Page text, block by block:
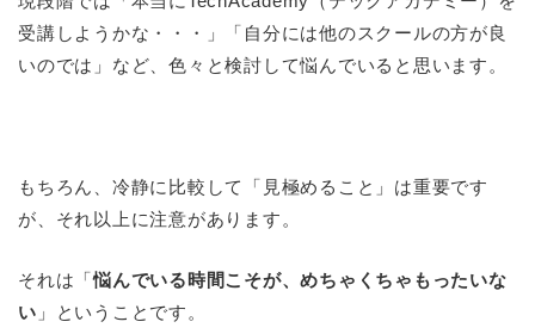
受講しようかな・・・」「自分には他のスクールの方が良
いのでは」など、色々と検討して悩んでいると思います。
もちろん、冷静に比較して「見極めること」は重要です
が、それ以上に注意があります。
それは「悩んでいる時間こそが、めちゃくちゃもったいな
い 」ということです。